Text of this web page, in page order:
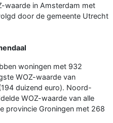
waarde in Amsterdam met
door de gemeente Utrecht
woningen met 932
WOZ-waarde van
duizend euro). Noord-
WOZ-waarde van alle
provincie Groningen met 268